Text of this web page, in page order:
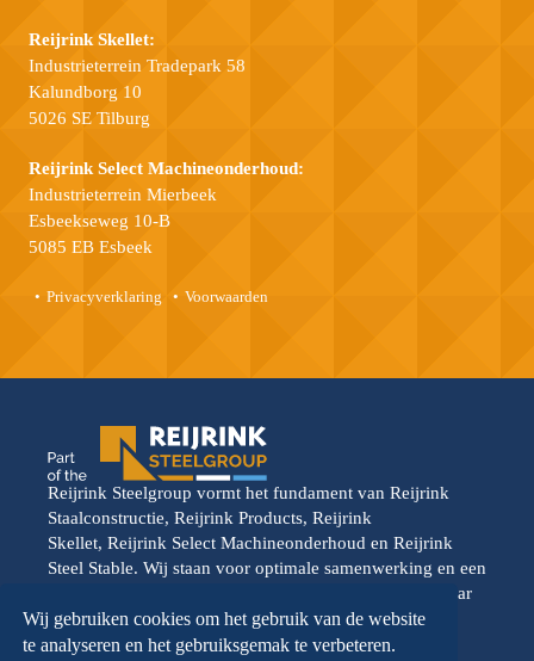
Wij gebruiken cookies om het gebruik van de website
te analyseren en het gebruiksgemak te verbeteren.
Reijrink Skellet:
Industrieterrein Tradepark 58
Kalundborg 10
5026 SE Tilburg
Reijrink Select Machineonderhoud:
Industrieterrein Mierbeek
Esbeekseweg 10-B
5085 EB Esbeek
Privacyverklaring Voorwaarden
Reijrink Steelgroup vormt het fundament van Reijrink
Staalconstructie, Reijrink Products, Reijrink
Skellet, Reijrink Select Machineonderhoud en Reijrink
Steel Stable. Wij staan voor optimale samenwerking en een
gedeelde toekomstvisie. Elke divisie opereert vanuit haar
eigen kracht, maar wordt versterkt door de onderlinge
samenwerking. Reijrink Steelgroup en al haar divisies